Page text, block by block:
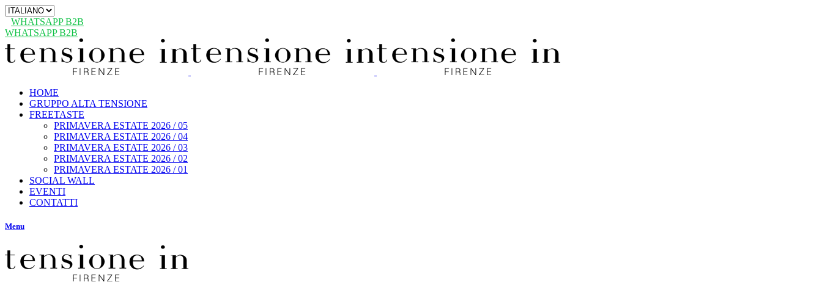
Scegli
una
lingua
WHATSAPP B2B
WHATSAPP B2B
HOME
GRUPPO ALTA TENSIONE
FREETASTE
PRIMAVERA ESTATE 2026 / 05
PRIMAVERA ESTATE 2026 / 04
PRIMAVERA ESTATE 2026 / 03
PRIMAVERA ESTATE 2026 / 02
PRIMAVERA ESTATE 2026 / 01
SOCIAL WALL
EVENTI
CONTATTI
Menu